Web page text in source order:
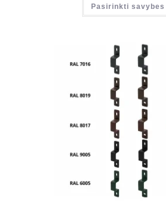
Pasirinkti savybes